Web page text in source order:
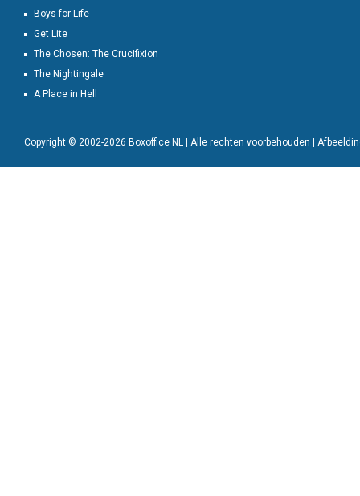
Boys for Life
Get Lite
The Chosen: The Crucifixion
The Nightingale
A Place in Hell
Copyright © 2002-2026 Boxoffice NL | Alle rechten voorbehouden |